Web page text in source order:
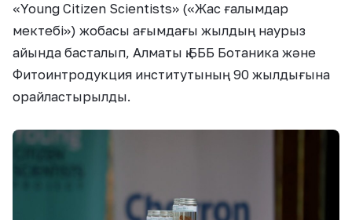
«Young Citizen Scientists» («Жас ғалымдар
мектебі») жобасы ағымдағы жылдың наурыз
айында басталып, Алматы қ.БББ Ботаника және
Фитоинтродукция институтының 90 жылдығына
орайластырылды.